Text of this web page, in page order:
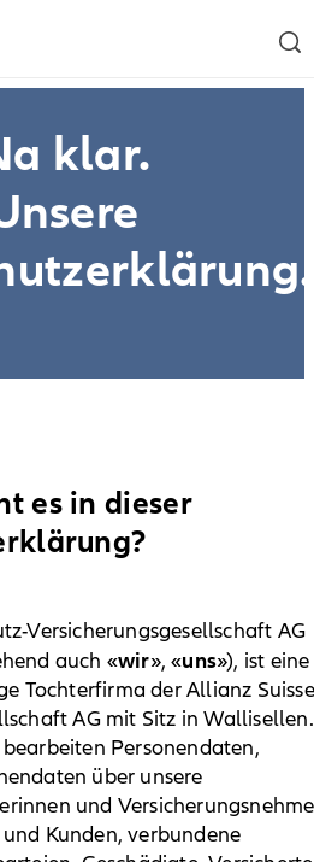
klar.
es in dieser
Versicherungsgesellschaft AG
auch «wir», «uns»), ist eine
Tochterfirma der Allianz Suisse
AG mit Sitz in Wallisellen.
Personendaten,
über unsere
und
Kunden, verbundene